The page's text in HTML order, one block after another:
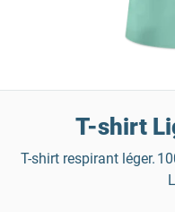
T-shirt
T-shirt respirant léger.